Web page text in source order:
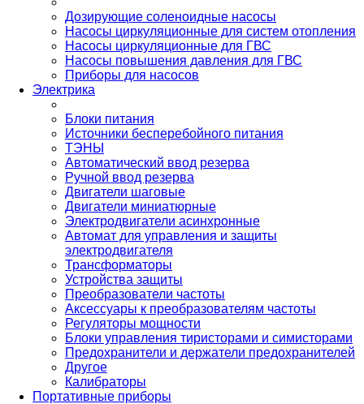
Дозирующие соленоидные насосы
Насосы циркуляционные для систем отопления
Насосы циркуляционные для ГВС
Насосы повышения давления для ГВС
Приборы для насосов
Электрика
Блоки питания
Источники бесперебойного питания
ТЭНЫ
Автоматический ввод резерва
Ручной ввод резерва
Двигатели шаговые
Двигатели миниатюрные
Электродвигатели асинхронные
Автомат для управления и защиты
электродвигателя
Трансформаторы
Устройства защиты
Преобразователи частоты
Аксессуары к преобразователям частоты
Регуляторы мощности
Блоки управления тиристорами и симисторами
Предохранители и держатели предохранителей
Другое
Калибраторы
Портативные приборы